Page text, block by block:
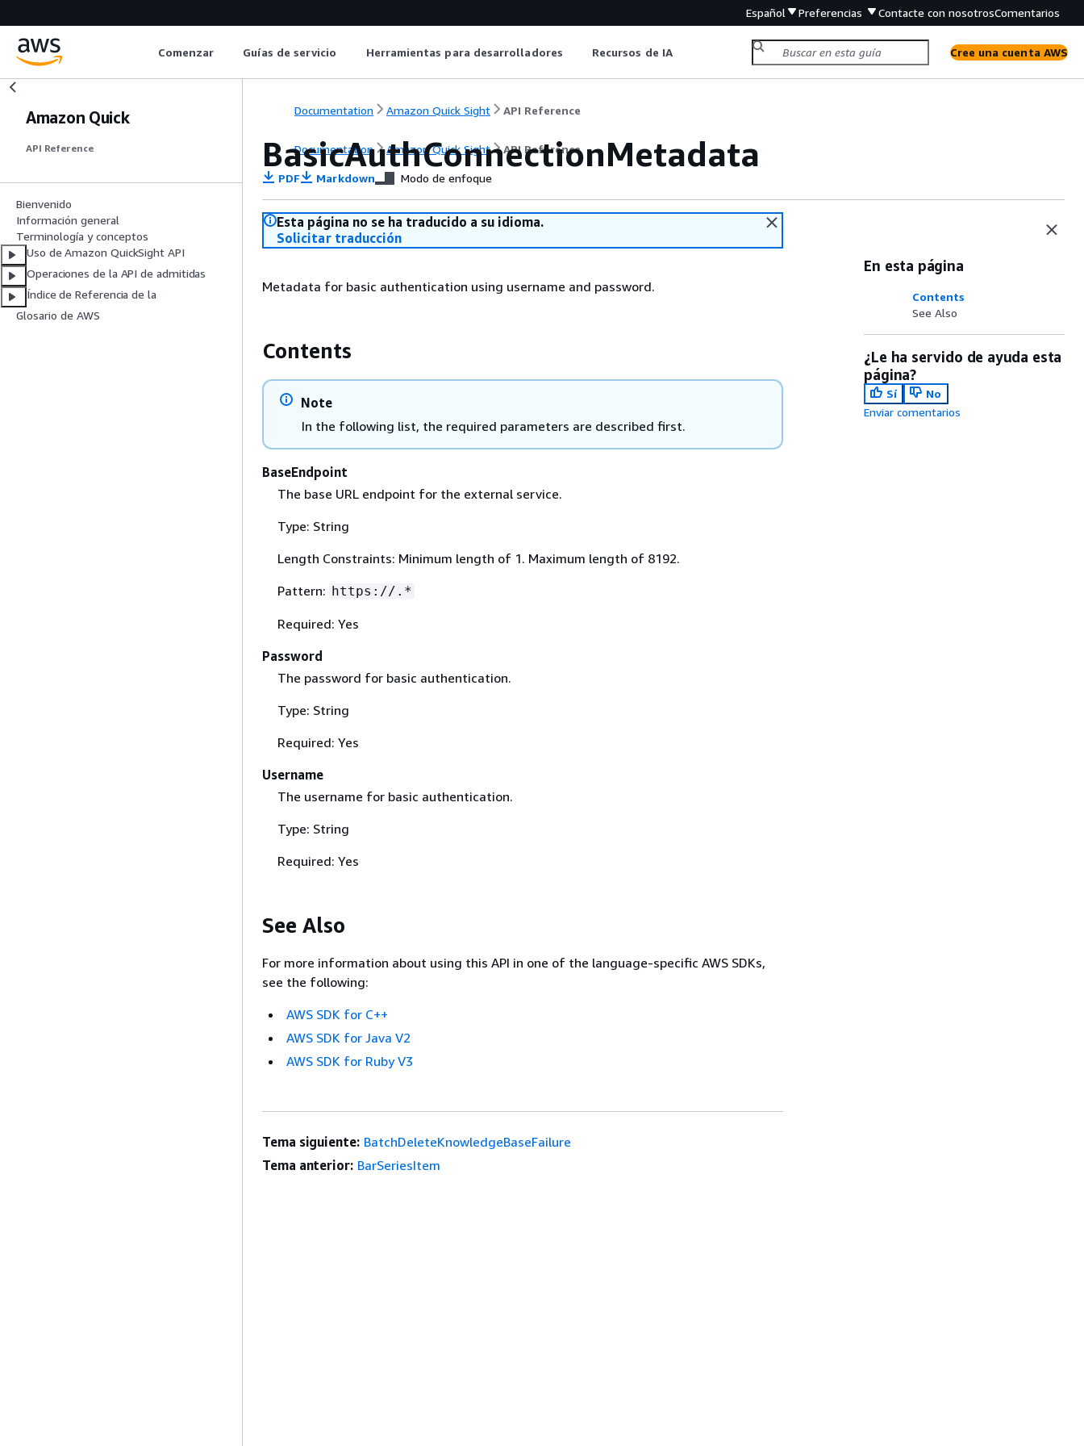
Español Preferencias Contacte con nosotrosComentarios
Comenzar Guías de servicio Herramientas para desarrolladores Recursos de IA Cree una cuenta AWS
Amazon Quick
API Reference
Bienvenido
Información general
Terminología y conceptos
Uso de Amazon QuickSight API
Operaciones de la API de admitidas
Índice de Referencia de la
Glosario de AWS
Documentation Amazon Quick Sight API Reference
Documentation Amazon Quick Sight API Reference
BasicAuthConnectionMetadata
PDF Markdown Modo de enfoque
Esta página no se ha traducido a su idioma.
Solicitar traducción
Metadata for basic authentication using username and password.
Contents
Note
In the following list, the required parameters are described first.
BaseEndpoint
The base URL endpoint for the external service.
Type: String
Length Constraints: Minimum length of 1. Maximum length of 8192.
Pattern: https://.*
Required: Yes
Password
The password for basic authentication.
Type: String
Required: Yes
Username
The username for basic authentication.
Type: String
Required: Yes
See Also
For more information about using this API in one of the language-specific AWS SDKs,
see the following:
AWS SDK for C++
AWS SDK for Java V2
AWS SDK for Ruby V3
En esta página
Contents
See Also
¿Le ha servido de ayuda esta
página?
Sí
No
Enviar comentarios
Tema siguiente: BatchDeleteKnowledgeBaseFailure
Tema anterior: BarSeriesItem